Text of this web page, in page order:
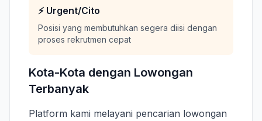
⚡ Urgent/Cito
Posisi yang membutuhkan segera diisi dengan
proses rekrutmen cepat
Kota-Kota dengan Lowongan
Terbanyak
Platform kami melayani pencarian lowongan